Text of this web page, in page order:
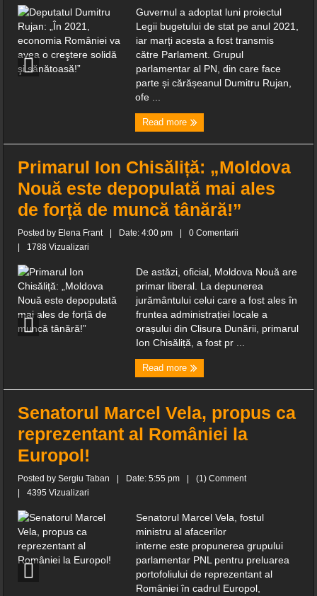
Guvernul a adoptat luni proiectul
Legii bugetului de stat pe anul 2021,
iar marți acesta a fost transmis
către Parlament. Grupul
parlamentar al PN, din care face
parte și cărășeanul Dumitru Rujan,
ofe ...
Read more
Primarul Ion Chisăliță: „Moldova
Nouă este depopulată mai ales
de forță de muncă tânără!”
Posted by Elena Frant Date: 4:00 pm
0 Comentarii
1788 Vizualizari
De astăzi, oficial, Moldova Nouă are
primar liberal. La depunerea
jurământului celui care a fost ales în
fruntea administrației locale a
orașului din Clisura Dunării, primarul
Ion Chisăliță, a fost pr ...
Read more
Senatorul Marcel Vela, propus ca
reprezentant al României la
Europol!
Posted bySergiu Taban Date: 5:55 pm
(1) Comment
4395 Vizualizari
Senatorul Marcel Vela, fostul
ministru al afacerilor
interne este propunerea grupului
parlamentar PNL pentru preluarea
portofoliului de reprezentant al
României în cadrul Europol,